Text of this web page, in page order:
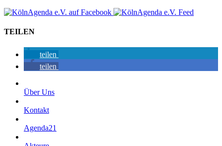
TEILEN
teilen
teilen
Über Uns
Kontakt
Agenda21